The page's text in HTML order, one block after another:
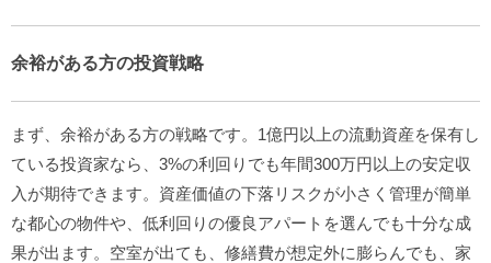
余裕がある方の投資戦略
まず、余裕がある方の戦略です。1億円以上の流動資産を保有し
ている投資家なら、3%の利回りでも年間300万円以上の安定収
入が期待できます。資産価値の下落リスクが小さく管理が簡単
な都心の物件や、低利回りの優良アパートを選んでも十分な成
果が出ます。空室が出ても、修繕費が想定外に膨らんでも、家